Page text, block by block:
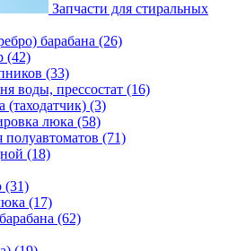
Запчасти для стиральных
барабана (26)
(42)
(33)
воды, прессостат (16)
(таходатчик) (3)
люка (58)
полуавтоматов (71)
(18)
(31)
(17)
(62)